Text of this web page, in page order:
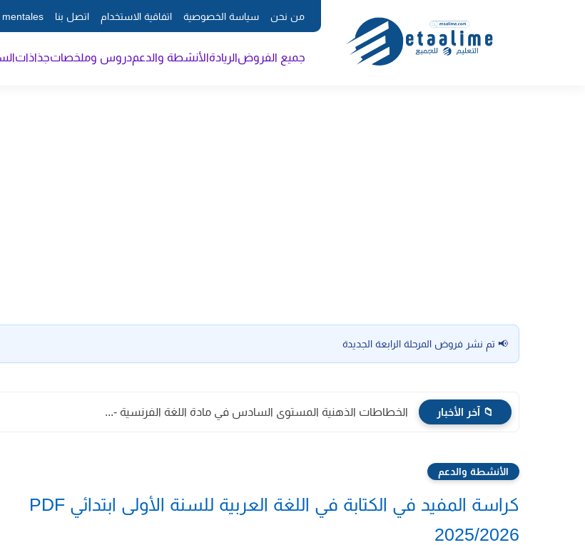
من نحن سياسة الخصوصية اتفاقية الاستخدام اتصل بنا
جميع الفروضالريادةالأنشطة والدعمدروس وملخصاتجذاذات
📢 تم نشر فروض المرحلة الرابعة الجديدة
📁 آخر الأخبار الخطاطات الذهنية المستوى السادس في مادة اللغة الفرنسية -...
الأنشطة والدعم
كراسة المفيد في الكتابة في اللغة العربية للسنة الأولى ابتدائي PDF
2025/2026